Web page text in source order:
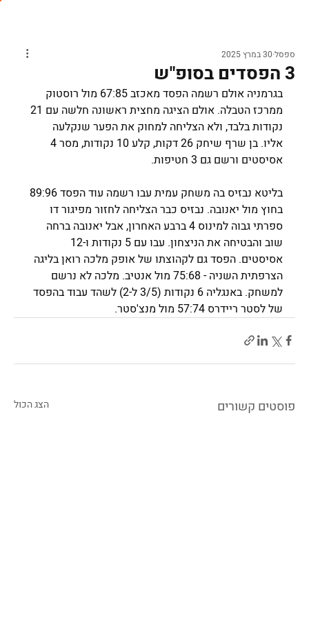
3 הפסדים בסופ"ש
ספסל 30 במרץ 2025
בגרמניה אולם רשמה הפסד מאכזב 67:85 מול רוסטוק
נקודות בלבד, ולא הצליחה למחוק את הפער שנקלעה
אסיסטים ורשם גם 3 חטיפות.
בחוץ מול יאנובה. נבזיס כבר הצליחה לחזור מפיגור דו
ספרתי גבוה למינוס 4 ברבע האחרון, אבל יאנובה ברחה
אסיסטים. הפסד גם לקהוצתו של אופק מלכה רואן בליגה
הצרפתית השניה - 75:68 מול אנטיב. מלכה לא נרשם
למשחק. באנגליה 6 נקודות (3/5 ל-2) לשהד עבוד בהפסד
של לסטר ריידרס 57:74 מול מנצ'סטר.
פוסטים קשורים הצג הכול